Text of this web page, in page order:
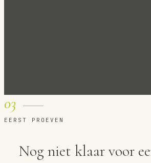
03
EERST PROEVEN
Nog niet klaar voor